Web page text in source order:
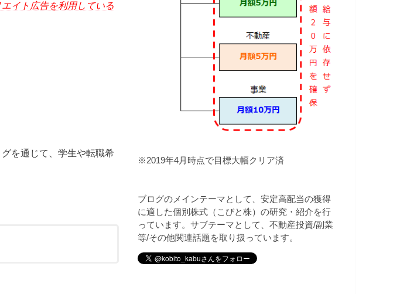
イト広告を利用している
を通じて、学生や転職希
※2019年4月時点で目標大幅クリア済
ブログのメインテーマとして、安定高配当の獲得
に適した個別株式（こびと株）の研究・紹介を行
っています。サブテーマとして、不動産投資/副業
等/その他関連話題を取り扱っています。